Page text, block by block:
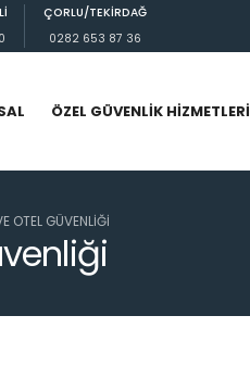
ÇORLU/TEKİRDAĞ
0282 653 87 36
ÖZEL GÜVENLIK HIZMETLERI
OTEL GÜVENLIĞI